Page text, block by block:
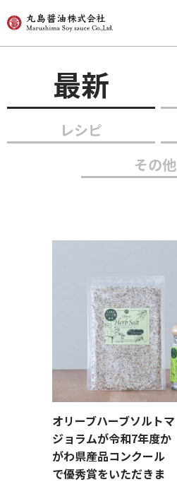
最新
レシピ
その他
オリーブハーブソルトマ
ジョラムが令和7年度か
がわ県産品コンクール
で優秀賞をいただきま